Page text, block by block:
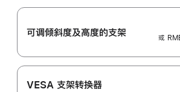
可调倾斜度及高‍度的支‍架
或
VESA 支架转换器